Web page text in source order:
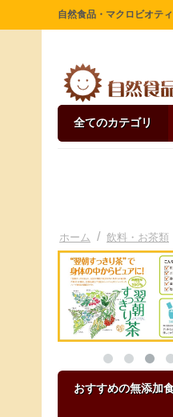
自然食品・マクロビオテ
全てのカテゴリ
ホーム / 飲料・お茶類
おすすめの無添加